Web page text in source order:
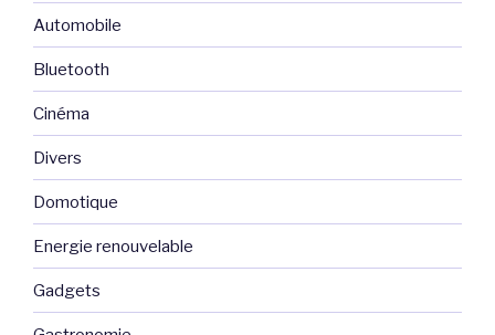
Automobile
Bluetooth
Cinéma
Divers
Domotique
Energie renouvelable
Gadgets